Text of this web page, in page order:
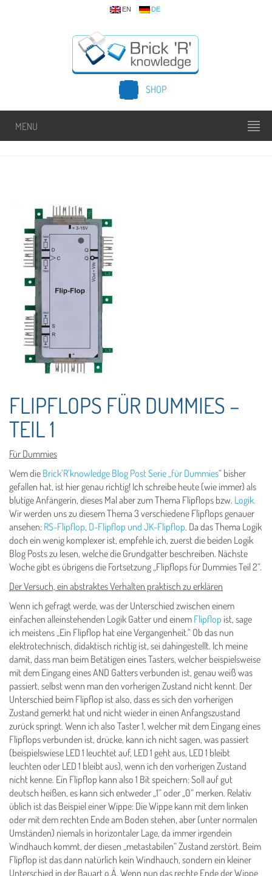
EN DE
SHOP
MENU
FLIPFLOPS FÜR DUMMIES –
TEIL 1
Für Dummies
Wem die Brick’R’knowledge Blog Post Serie „für Dummies“ bisher
gefallen hat, ist hier genau richtig! Ich schreibe heute (wie immer) als
blutige Anfängerin, dieses Mal aber zum Thema Flipflops bzw. Logik.
Wir werden uns zu diesem Thema 3 verschiedene Flipflops genauer
ansehen: RS-Flipflop, D-Flipflop und JK-Flipflop. Da das Thema Logik
doch ein wenig komplexer ist, empfehle ich, zuerst die beiden Logik
Blog Posts zu lesen, welche die Grundgatter beschreiben. Nächste
Woche gibt es übrigens die Fortsetzung „Flipflops für Dummies Teil 2“.
Der Versuch, ein abstraktes Verhalten praktisch zu erklären
Wenn ich gefragt werde, was der Unterschied zwischen einem
einfachen alleinstehenden Logik Gatter und einem Flipflop ist, sage
ich meistens „Ein Flipflop hat eine Vergangenheit.“ Ob das nun
elektrotechnisch, didaktisch richtig ist, sei dahingestellt. Ich meine
damit, dass man beim Betätigen eines Tasters, welcher beispielsweise
mit dem Eingang eines AND Gatters verbunden ist, genau weiß was
passiert, selbst wenn man den vorherigen Zustand nicht kennt. Der
Unterschied beim Flipflop ist also, dass es sich den vorherigen
Zustand gemerkt hat und nicht wieder in einen Anfangszustand
zurück springt. Wenn ich also Taster 1, welcher mit dem Eingang eines
Flipflops verbunden ist, drücke, kann ich nicht sagen, was passiert
(beispielswiese LED 1 leuchtet auf, LED 1 geht aus, LED 1 bleibt
leuchten oder LED 1 bleibt aus), wenn ich den vorherigen Zustand
nicht kenne. Ein Flipflop kann also 1 Bit speichern: Soll auf gut
deutsch heißen, es kann sich entweder „1“ oder „0“ merken. Relativ
üblich ist das Beispiel einer Wippe: Die Wippe kann mit dem linken
oder mit dem rechten Ende am Boden stehen, aber (unter normalen
Umständen) niemals in horizontaler Lage, da immer irgendein
Windhauch kommt, der diesen „metastabilen“ Zustand zerstört. Beim
Flipflop ist das dann natürlich kein Windhauch, sondern ein kleiner
Unterschied in der Bauart o.Ä. Wenn nun das rechte Ende der Wippe